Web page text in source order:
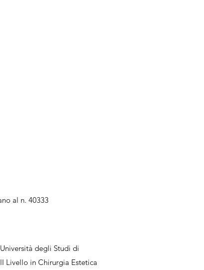
al n. 40333
degli Studi di
Livello in Chirurgia Estetica